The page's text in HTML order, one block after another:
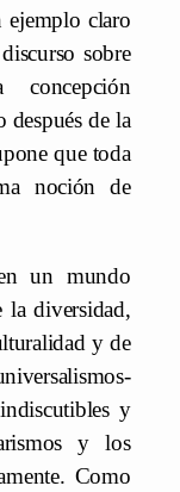
ejemplo claro
sobre
después de la
que toda
noción de
un mundo
la diversidad,
y de
y
y los
Como